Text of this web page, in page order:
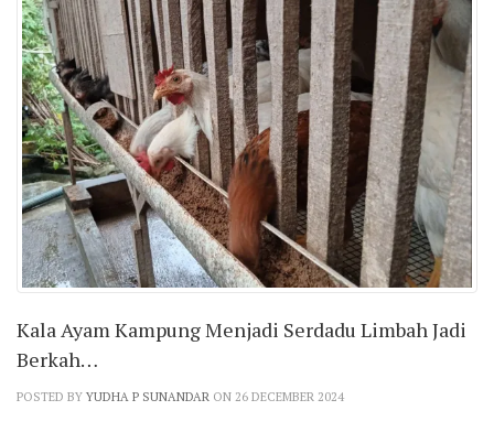
Kala Ayam Kampung Menjadi Serdadu Limbah Jadi
Berkah…
POSTED BY YUDHA P SUNANDAR ON 26 DECEMBER 2024